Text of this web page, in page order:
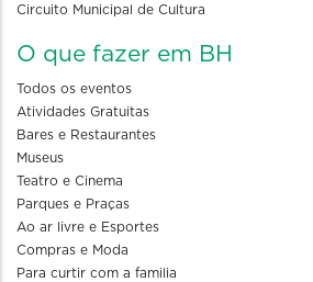
Circuito Municipal de Cultura
O que fazer em BH
Todos os eventos
Atividades Gratuitas
Bares e Restaurantes
Museus
Teatro e Cinema
Parques e Praças
Ao ar livre e Esportes
Compras e Moda
Para curtir com a familia